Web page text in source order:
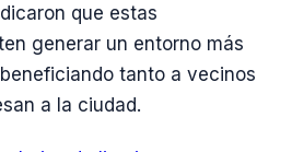
que estas
generar un entorno más
tanto a vecinos
a la ciudad.